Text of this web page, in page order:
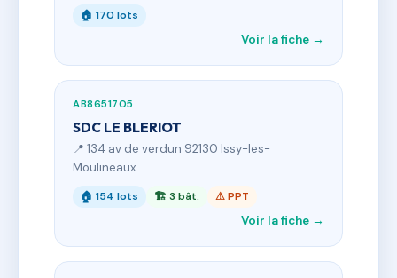
🏠 170 lots
Voir la fiche →
AB8651705
SDC LE BLERIOT
📍 134 av de verdun 92130 Issy-les-
Moulineaux
🏠 154 lots 🏗 3 bât. ⚠ PPT
Voir la fiche →